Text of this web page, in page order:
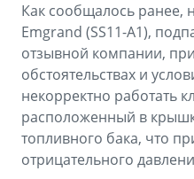
Как сообщалось ранее,
Emgrand (SS11-A1),
отзывной компании,
обстоятельствах и
некорректно работать
расположенный в
топливного бака, что
отрицательного